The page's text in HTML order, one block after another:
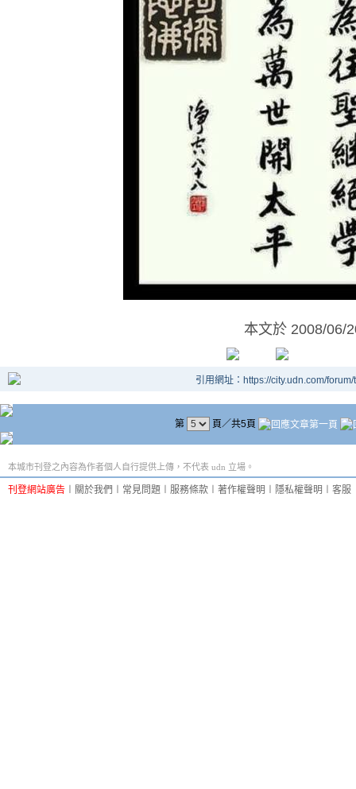
本文於 2008/06/
引用網址：https://city.udn.com/
第 頁／共5頁
本城市刊登之內容為作者個人自行提供上傳，不代表 udn 立場。
刊登網站廣告 關於我們 常見問題 服務條款 著作權聲明 隱私權聲明 客服